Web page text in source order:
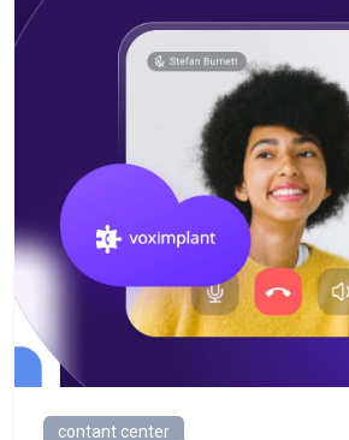
contant center